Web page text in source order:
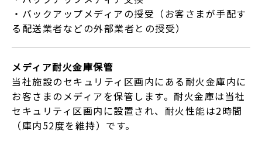
・バックアップメディアの授受（お客さまが手配す
る配送業者などの外部業者との授受）
メディア耐火金庫保管
当社施設のセキュリティ区画内にある耐火金庫内に
お客さまのメディアを保管します。耐火金庫は当社
セキュリティ区画内に設置され、耐火性能は2時間
（庫内52度を維持）です。